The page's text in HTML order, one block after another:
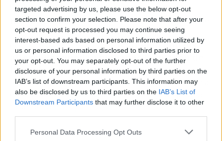
targeted advertising by us, please use the below opt-out
section to confirm your selection. Please note that after your
opt-out request is processed you may continue seeing
interest-based ads based on personal information utilized by
us or personal information disclosed to third parties prior to
your opt-out. You may separately opt-out of the further
disclosure of your personal information by third parties on the
IAB’s list of downstream participants. This information may
also be disclosed by us to third parties on the IAB’s List of
Downstream Participants that may further disclose it to other
Personal Data Processing Opt Outs
viven con cierta preocupación e
incertidumbreesta final. Si bien la llegada de
hooligans ingleses supone un impacto
económico positivo, tambiéntemen que los
altercados puedan empañar la imagen de
la ciudad. Todo está preparado para una
jornada histórica en la que Bilbao se convertirá
en el epicentro del fútbol europeo gracias a la
final de laEuropa League.
Artículo anterior
Artículo siguiente